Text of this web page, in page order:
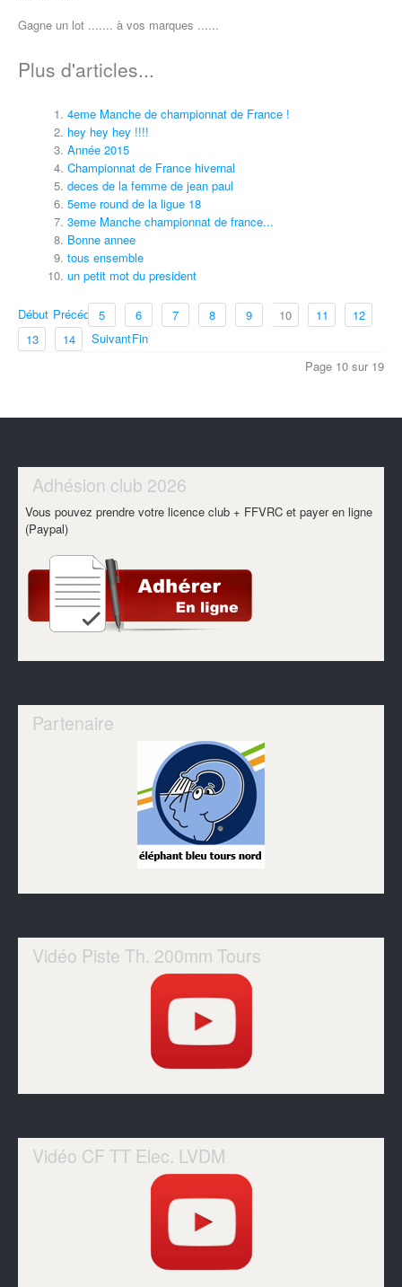
Gagne un lot ....... à vos marques ......
Plus d'articles...
4eme Manche de championnat de France !
hey hey hey !!!!
Année 2015
Championnat de France hivernal
deces de la femme de jean paul
5eme round de la ligue 18
3eme Manche championnat de france...
Bonne annee
tous ensemble
un petit mot du president
Début Précédent
5 6 7 8 9 10 11
12
13
14 SuivantFin
Page 10 sur 19
Adhésion club 2026
Vous pouvez prendre votre licence club + FFVRC et payer en ligne
(Paypal)
Partenaire
Vidéo Piste Th. 200mm Tours
Vidéo CF TT Elec. LVDM